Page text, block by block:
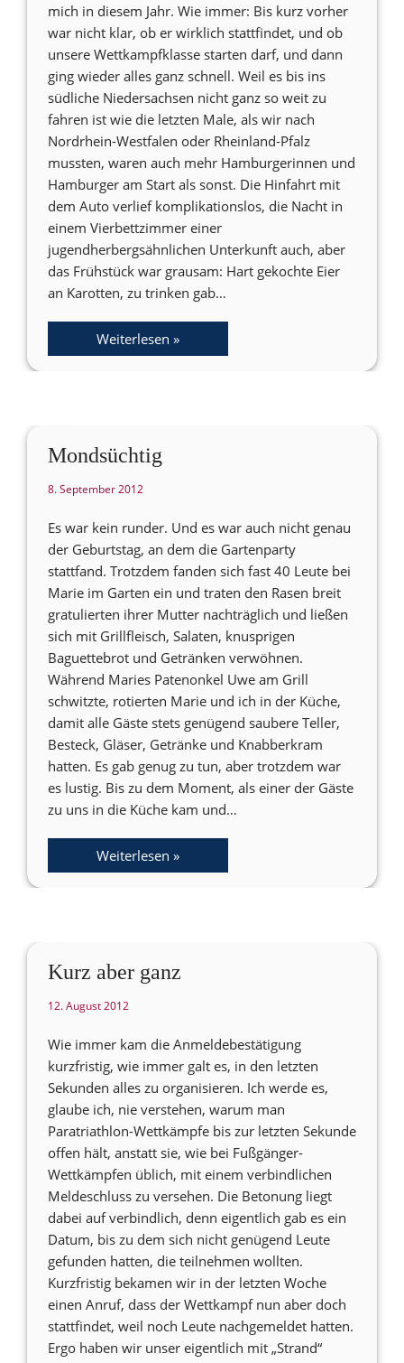
mich in diesem Jahr. Wie immer: Bis kurz vorher
war nicht klar, ob er wirklich stattfindet, und ob
unsere Wettkampfklasse starten darf, und dann
ging wieder alles ganz schnell. Weil es bis ins
südliche Niedersachsen nicht ganz so weit zu
fahren ist wie die letzten Male, als wir nach
Nordrhein-Westfalen oder Rheinland-Pfalz
mussten, waren auch mehr Hamburgerinnen und
Hamburger am Start als sonst. Die Hinfahrt mit
dem Auto verlief komplikationslos, die Nacht in
einem Vierbettzimmer einer
jugendherbergsähnlichen Unterkunft auch, aber
das Frühstück war grausam: Hart gekochte Eier
an Karotten, zu trinken gab…
Weiterlesen »
Mondsüchtig
8. September 2012
Es war kein runder. Und es war auch nicht genau
der Geburtstag, an dem die Gartenparty
stattfand. Trotzdem fanden sich fast 40 Leute bei
Marie im Garten ein und traten den Rasen breit
gratulierten ihrer Mutter nachträglich und ließen
sich mit Grillfleisch, Salaten, knusprigen
Baguettebrot und Getränken verwöhnen.
Während Maries Patenonkel Uwe am Grill
schwitzte, rotierten Marie und ich in der Küche,
damit alle Gäste stets genügend saubere Teller,
Besteck, Gläser, Getränke und Knabberkram
hatten. Es gab genug zu tun, aber trotzdem war
es lustig. Bis zu dem Moment, als einer der Gäste
zu uns in die Küche kam und…
Weiterlesen »
Kurz aber ganz
12. August 2012
Wie immer kam die Anmeldebestätigung
kurzfristig, wie immer galt es, in den letzten
Sekunden alles zu organisieren. Ich werde es,
glaube ich, nie verstehen, warum man
Paratriathlon-Wettkämpfe bis zur letzten Sekunde
offen hält, anstatt sie, wie bei Fußgänger-
Wettkämpfen üblich, mit einem verbindlichen
Meldeschluss zu versehen. Die Betonung liegt
dabei auf verbindlich, denn eigentlich gab es ein
Datum, bis zu dem sich nicht genügend Leute
gefunden hatten, die teilnehmen wollten.
Kurzfristig bekamen wir in der letzten Woche
einen Anruf, dass der Wettkampf nun aber doch
stattfindet, weil noch Leute nachgemeldet hatten.
Ergo haben wir unser eigentlich mit „Strand“